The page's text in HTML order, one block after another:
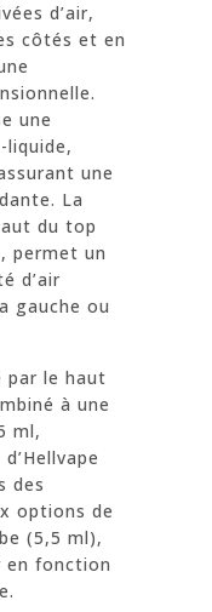
d’air,
côtés et en
une
une
La
du top
permet un
d’air
gauche ou
par le haut
à une
ml,
des
options de
(5,5 ml),
en fonction